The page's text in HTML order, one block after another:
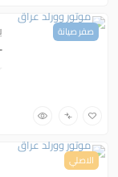
صفر صيانة
الاصلي